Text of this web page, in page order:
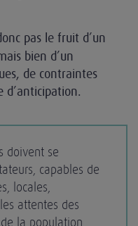
pas le fruit d’un
bien d’un
de contraintes
d’anticipation.
doivent se
capables de
locales,
attentes des
la population.